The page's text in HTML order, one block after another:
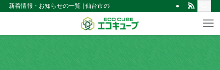
新着情報・お知らせの一覧 | 仙台市の不用品買取・回収！見積無料｜出張買取